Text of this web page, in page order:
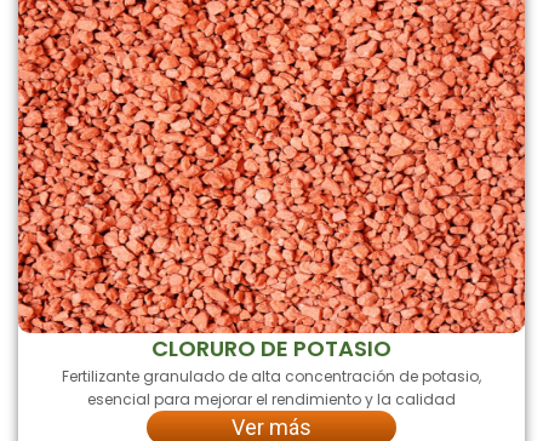
CLORURO DE POTASIO
Fertilizante granulado de alta concentración de potasio,
esencial para mejorar el rendimiento y la calidad
Ver más